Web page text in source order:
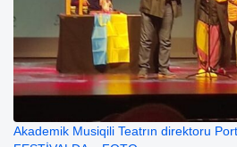
Akademik Musiqili Teatrın direktoru